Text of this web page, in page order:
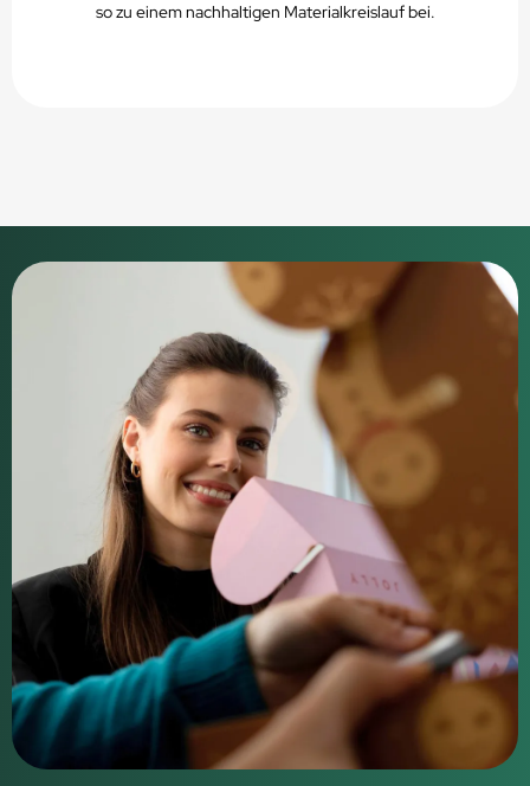
so zu einem nachhaltigen Materialkreislauf bei.